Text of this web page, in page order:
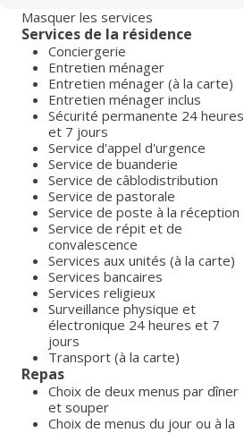
Masquer les services
Services de la résidence
Conciergerie
Entretien ménager
Entretien ménager (à la carte)
Entretien ménager inclus
Sécurité permanente 24 heures
et 7 jours
Service d'appel d'urgence
Service de buanderie
Service de câblodistribution
Service de pastorale
Service de poste à la réception
Service de répit et de
convalescence
Services aux unités (à la carte)
Services bancaires
Services religieux
Surveillance physique et
électronique 24 heures et 7
jours
Transport (à la carte)
Repas
Choix de deux menus par dîner
et souper
Choix de menus du jour ou à la